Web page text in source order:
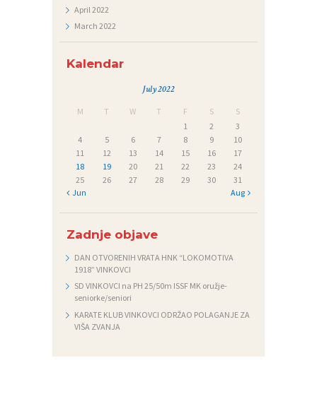
April 2022
March 2022
Kalendar
July 2022
M T W T F S
S
1
2
3
4
5 6 7 8 9
10
11
12 13 14 15 16
17
18
19 20 21 22 23
24
25
26 27 28 29 30
31
« Jun
Aug »
Zadnje objave
DAN OTVORENIH VRATA HNK “LOKOMOTIVA
1918” VINKOVCI
SD VINKOVCI na PH 25/50m ISSF MK oružje-
seniorke/seniori
KARATE KLUB VINKOVCI ODRŽAO POLAGANJE ZA
VIŠA ZVANJA